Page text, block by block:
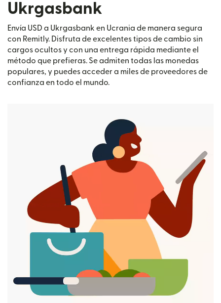
Ukrgasbank
Envía USD a Ukrgasbank en Ucrania de manera segura
con Remitly. Disfruta de excelentes tipos de cambio sin
cargos ocultos y con una entrega rápida mediante el
método que prefieras. Se admiten todas las monedas
populares, y puedes acceder a miles de proveedores de
confianza en todo el mundo.